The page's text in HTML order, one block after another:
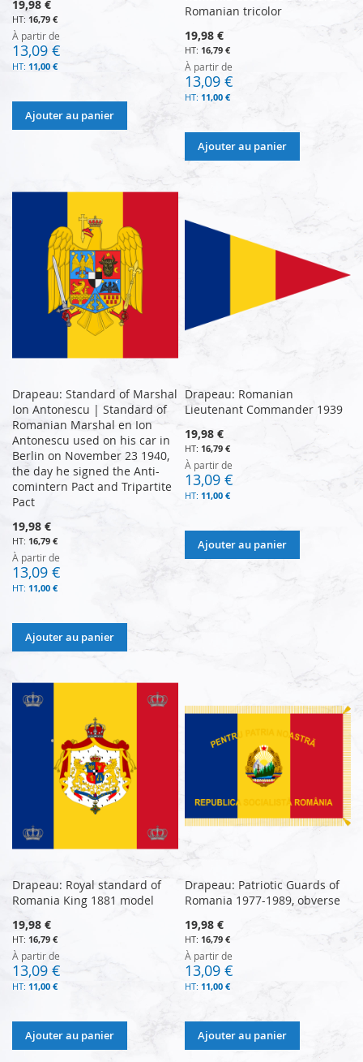
19,98 €
16,79 €
À partir de
13,09 €
11,00 €
Ajouter au panier
Romanian tricolor
19,98 €
16,79 €
À partir de
13,09 €
11,00 €
Ajouter au panier
Drapeau: Standard of Marshal
Ion Antonescu | Standard of
Romanian Marshal en Ion
Antonescu used on his car in
Berlin on November 23 1940,
the day he signed the Anti-
comintern Pact and Tripartite
Pact
19,98 €
16,79 €
À partir de
13,09 €
11,00 €
Ajouter au panier
Drapeau: Romanian
Lieutenant Commander 1939
19,98 €
16,79 €
À partir de
13,09 €
11,00 €
Ajouter au panier
Drapeau: Royal standard of
Romania King 1881 model
19,98 €
16,79 €
À partir de
13,09 €
11,00 €
Ajouter au panier
Drapeau: Patriotic Guards of
Romania 1977-1989, obverse
19,98 €
16,79 €
À partir de
13,09 €
11,00 €
Ajouter au panier